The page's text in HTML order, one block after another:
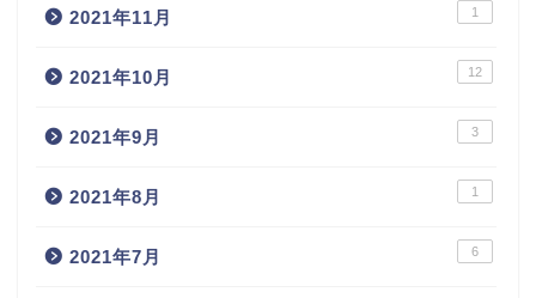
2021年11月 1
2021年10月 12
2021年9月 3
2021年8月 1
2021年7月 6